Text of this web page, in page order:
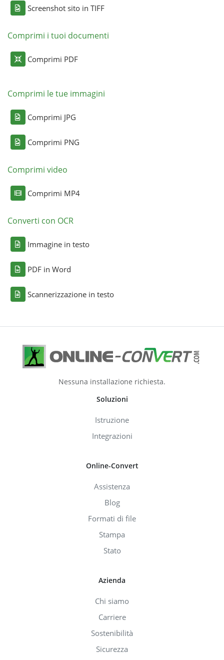
Screenshot sito in TIFF
Comprimi i tuoi documenti
Comprimi PDF
Comprimi le tue immagini
Comprimi JPG
Comprimi PNG
Comprimi video
Comprimi MP4
Converti con OCR
Immagine in testo
PDF in Word
Scannerizzazione in testo
Nessuna installazione richiesta.
Soluzioni
Istruzione
Integrazioni
Online-Convert
Assistenza
Blog
Formati di file
Stampa
Stato
Azienda
Chi siamo
Carriere
Sostenibilità
Sicurezza